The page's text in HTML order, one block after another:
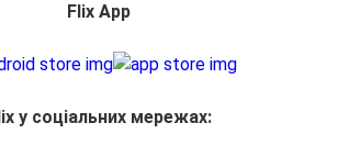
Flix App
у соціальних мережах: